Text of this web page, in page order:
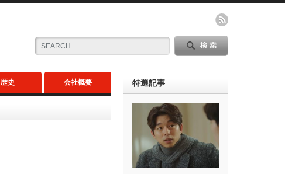
歴史 会社概要 特選記事